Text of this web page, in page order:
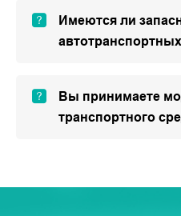
Имеются ли
Вы принимаете
транспортного